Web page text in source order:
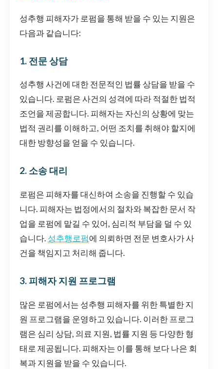
성추행 피해자가 로펌을 통해 받을 수 있는 지원은
다음과 같습니다:
1. 전문 상담
성추행 사건에 대한 전문적인 법률 상담을 받을 수
있습니다. 로펌은 사건의 성격에 따라 적절한 법적
조언을 제공합니다. 피해자는 자신의 상황에 맞는
법적 권리를 이해하고, 어떤 조치를 취해야 할지에
대한 방향성을 얻을 수 있습니다.
2. 소송 대리
로펌은 피해자를 대신하여 소송을 진행할 수 있습
니다. 피해자는 법정에서의 절차와 복잡한 문서 작
업을 로펌에 맡길 수 있어, 심리적 부담을 덜 수 있
습니다. 성추행로펌에 의뢰하면 전문 변호사가 사
건을 책임지고 처리해 줍니다.
3. 피해자 지원 프로그램
많은 로펌에서는 성추행 피해자를 위한 특별한 지
원 프로그램을 운영하고 있습니다. 이러한 프로그
램은 심리 상담, 의료 지원, 법률 지원 등 다양한 형
태로 제공됩니다. 피해자는 이를 통해 보다 나은 회
복과 지원을 받을 수 있습니다.